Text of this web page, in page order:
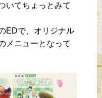
いてちょっとみて
EDで、オリジナル
メニューとなって